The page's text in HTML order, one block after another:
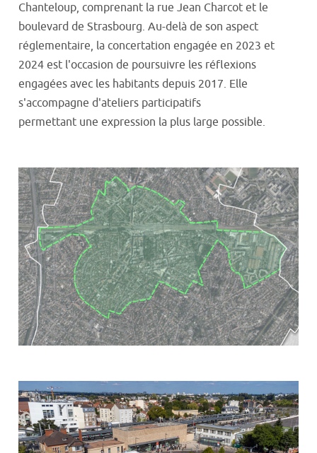
Chanteloup, comprenant la rue Jean Charcot et le
boulevard de Strasbourg. Au-delà de son aspect
réglementaire, la concertation engagée en 2023 et
2024 est l'occasion de poursuivre les réflexions
engagées avec les habitants depuis 2017. Elle
s'accompagne d'ateliers participatifs
permettant une expression la plus large possible.